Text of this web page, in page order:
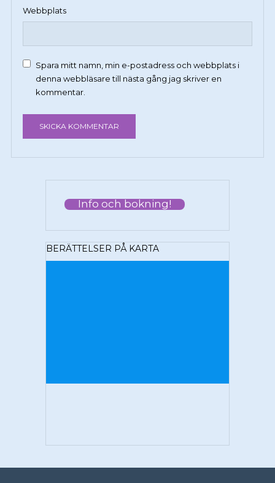
Webbplats
Spara mitt namn, min e-postadress och webbplats i
denna webbläsare till nästa gång jag skriver en
kommentar.
Info och bokning!
BERÄTTELSER PÅ KARTA